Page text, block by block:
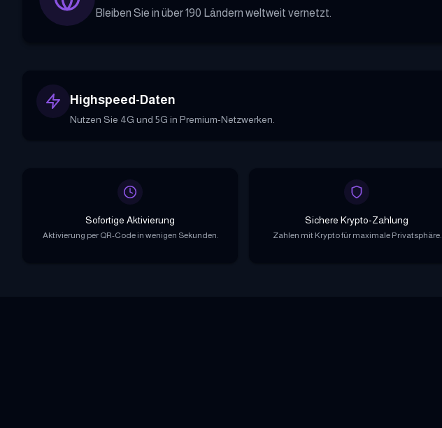
Bleiben Sie in über 190 Ländern weltweit vernetzt.
Highspeed-Daten
Nutzen Sie 4G und 5G in Premium-Netzwerken.
Sofortige Aktivierung
Aktivierung per QR-Code in wenigen Sekunden.
Sichere Krypto-Zahlung
Zahlen mit Krypto für maximale Privatsphäre.